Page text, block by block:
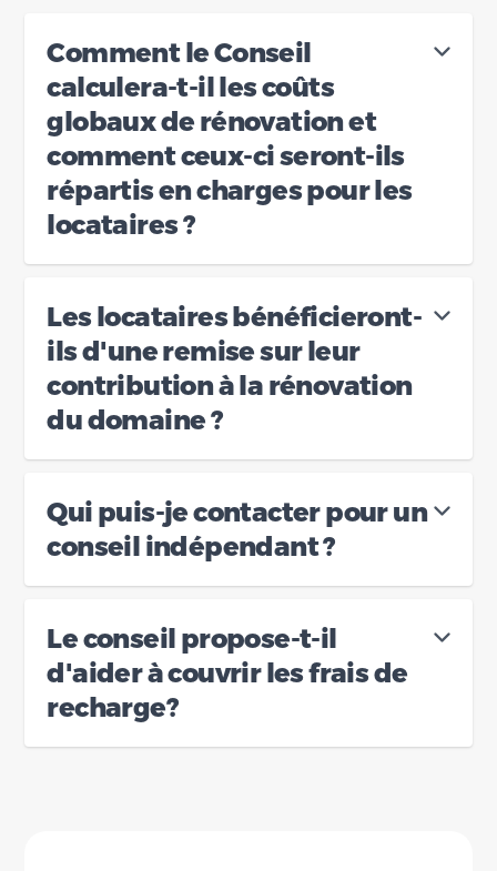
Comment le Conseil
calculera-t-il les coûts
globaux de rénovation et
comment ceux-ci seront-ils
répartis en charges pour les
locataires ?
Les locataires bénéficieront-
ils d'une remise sur leur
contribution à la rénovation
du domaine ?
Qui puis-je contacter pour un
conseil indépendant ?
Le conseil propose-t-il
d'aider à couvrir les frais de
recharge?